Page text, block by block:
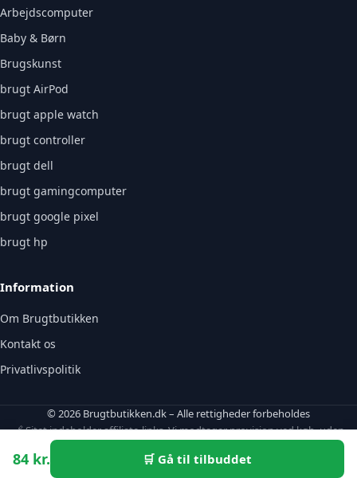
84 kr. 🛒 Gå til tilbuddet
Arbejdscomputer
Baby & Børn
Brugskunst
brugt AirPod
brugt apple watch
brugt controller
brugt dell
brugt gamingcomputer
brugt google pixel
brugt hp
Information
Om Brugtbutikken
Kontakt os
Privatlivspolitik
© 2026 Brugtbutikken.dk – Alle rettigheder forbeholdes
🔗 Sitet indeholder affiliate-links. Vi modtager provision ved køb, uden